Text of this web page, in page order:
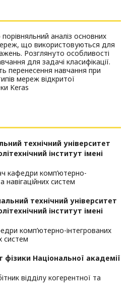
аналіз основних
що використовуються для
Розглянуто особливості
для задачі класифікації.
перенесення навчання при
мереж відкритої
Keras
технічний університет
інститут імені
кафедри комп’ютерно-
навігаційних систем
технічний університет
інститут імені
комп’ютерно-інтегрованих
систем
фізики Національної академії
відділу когерентної та